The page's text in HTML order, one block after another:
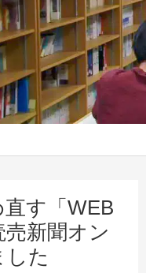
す「WEB
新聞オン
した